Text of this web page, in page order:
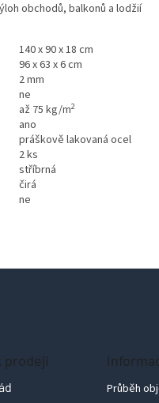
obchodů, balkonů a lodžií
140 x 90 x 18 cm
96 x 63 x 6 cm
2 mm
ne
až 75 kg/m2
ano
práškově lakovaná ocel
2 ks
stříbrná
čirá
ne
prodeji
Průběh